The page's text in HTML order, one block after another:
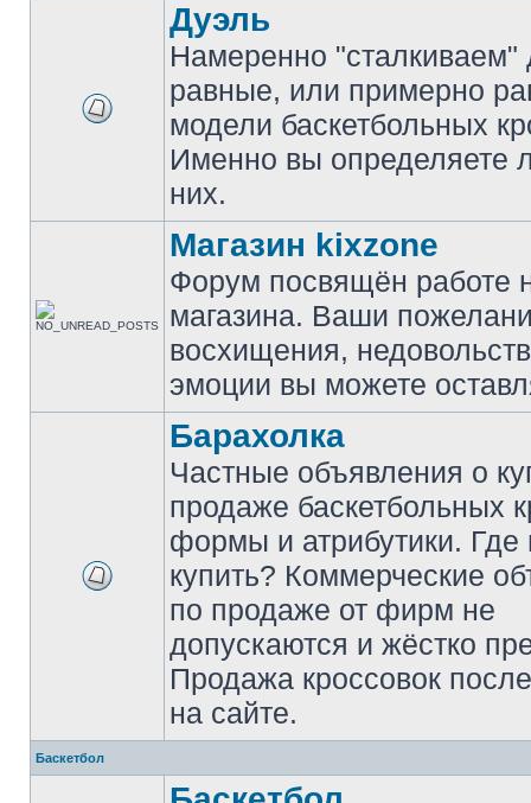
Дуэль
Намеренно "сталкиваем"
равные, или примерно
модели баскетбольных
Именно вы определяете
них.
Магазин kixzone
Форум посвящён работе
магазина. Ваши
восхищения,
эмоции вы можете
Барахолка
Частные объявления о
продаже баскетбольных
формы и атрибутики. Где
купить? Коммерческие
по продаже от фирм не
допускаются и жёстко
Продажа кроссовок
на сайте.
Баскетбол